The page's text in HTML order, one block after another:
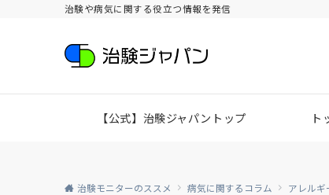
治験や病気に関する役立つ情報を発信
【公式】治験ジャパントップ ト
治験モニターのススメ 病気に関するコラム アレルギ